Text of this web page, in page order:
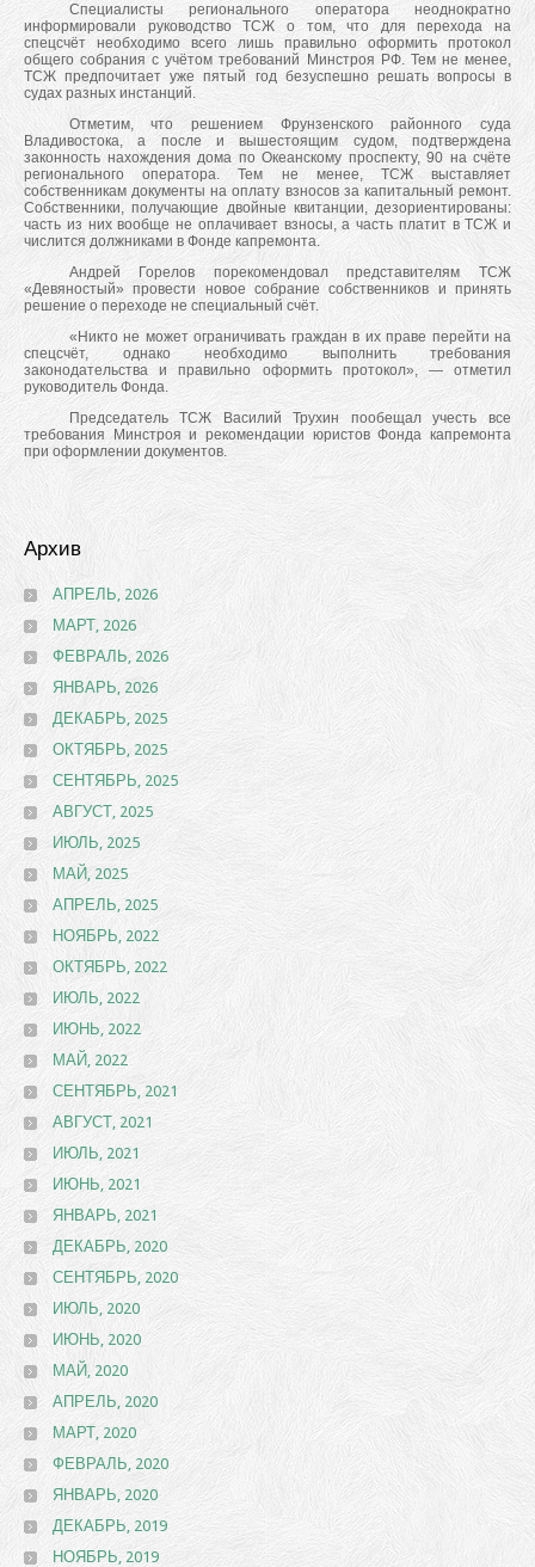
Специалисты регионального оператора неоднократно
информировали руководство ТСЖ о том, что для перехода на
спецсчёт необходимо всего лишь правильно оформить протокол
общего собрания с учётом требований Минстроя РФ. Тем не менее,
ТСЖ предпочитает уже пятый год безуспешно решать вопросы в
судах разных инстанций.
Отметим, что решением Фрунзенского районного суда
Владивостока, а после и вышестоящим судом, подтверждена
законность нахождения дома по Океанскому проспекту, 90 на счёте
регионального оператора. Тем не менее, ТСЖ выставляет
собственникам документы на оплату взносов за капитальный ремонт.
Собственники, получающие двойные квитанции, дезориентированы:
часть из них вообще не оплачивает взносы, а часть платит в ТСЖ и
числится должниками в Фонде капремонта.
Андрей Горелов порекомендовал представителям ТСЖ
«Девяностый» провести новое собрание собственников и принять
решение о переходе не специальный счёт.
«Никто не может ограничивать граждан в их праве перейти на
спецсчёт, однако необходимо выполнить требования
законодательства и правильно оформить протокол», — отметил
руководитель Фонда.
Председатель ТСЖ Василий Трухин пообещал учесть все
требования Минстроя и рекомендации юристов Фонда капремонта
при оформлении документов.
Архив
АПРЕЛЬ, 2026
МАРТ, 2026
ФЕВРАЛЬ, 2026
ЯНВАРЬ, 2026
ДЕКАБРЬ, 2025
ОКТЯБРЬ, 2025
СЕНТЯБРЬ, 2025
АВГУСТ, 2025
ИЮЛЬ, 2025
МАЙ, 2025
АПРЕЛЬ, 2025
НОЯБРЬ, 2022
ОКТЯБРЬ, 2022
ИЮЛЬ, 2022
ИЮНЬ, 2022
МАЙ, 2022
СЕНТЯБРЬ, 2021
АВГУСТ, 2021
ИЮЛЬ, 2021
ИЮНЬ, 2021
ЯНВАРЬ, 2021
ДЕКАБРЬ, 2020
СЕНТЯБРЬ, 2020
ИЮЛЬ, 2020
ИЮНЬ, 2020
МАЙ, 2020
АПРЕЛЬ, 2020
МАРТ, 2020
ФЕВРАЛЬ, 2020
ЯНВАРЬ, 2020
ДЕКАБРЬ, 2019
НОЯБРЬ, 2019